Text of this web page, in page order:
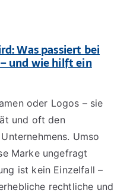
Was passiert bei
und wie hilft ein
oder Logos – sie
und oft den
Umso
Marke ungefragt
ist kein Einzelfall –
rechtliche und